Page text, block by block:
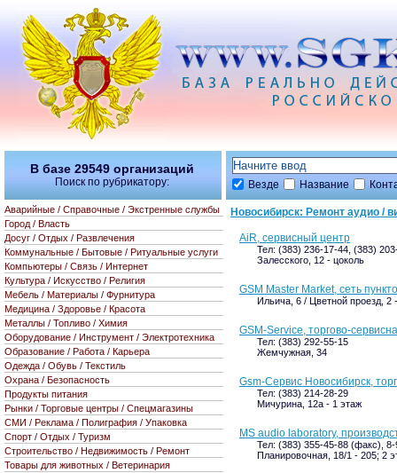
Везде Название
Новосибирск: Ремонт аудио /
AiR, cервисный центр
Тел: (383) 236-17-44, (383)
Залесского, 12 - цоколь
GSM Master Market, сеть
Ильича, 6 / Цветной проезд, 2
GSM-Service, торгово-
Тел: (383) 292-55-15
Жемчужная, 34
Gsm-Сервис Новосибирск,
Тел: (383) 214-28-29
Мичурина, 12а - 1 этаж
MS audio laboratory,
Тел: (383) 355-45-88 (факс),
Планировочная, 18/1 - 205; 2
В базе 29549 организаций
Поиск по рубрикатору:
Аварийные / Справочные / Экстренные службы
Город / Власть
Досуг / Отдых / Развлечения
Коммунальные / Бытовые / Ритуальные услуги
Компьютеры / Связь / Интернет
Культура / Искусство / Религия
Мебель / Материалы / Фурнитура
Медицина / Здоровье / Красота
Металлы / Топливо / Химия
Оборудование / Инструмент / Электротехника
Образование / Работа / Карьера
Одежда / Обувь / Текстиль
Охрана / Безопасность
Продукты питания
Рынки / Торговые центры / Спецмагазины
СМИ / Реклама / Полиграфия / Упаковка
Спорт / Отдых / Туризм
Строительство / Недвижимость / Ремонт
Товары для животных / Ветеринария